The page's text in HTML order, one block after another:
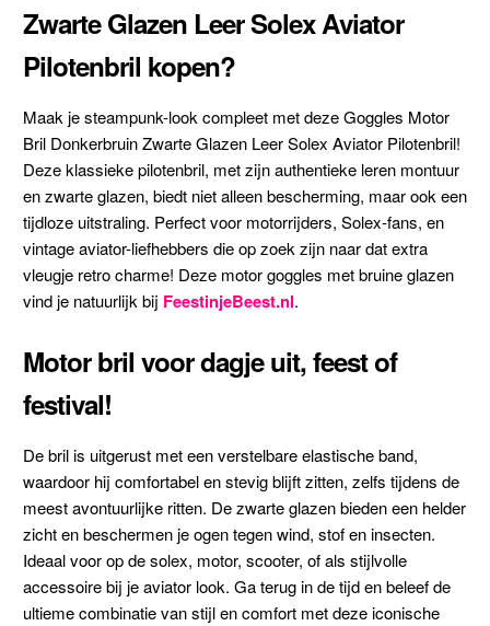
Zwarte Glazen Leer Solex Aviator
Pilotenbril kopen?
Maak je steampunk-look compleet met deze Goggles Motor
Bril Donkerbruin Zwarte Glazen Leer Solex Aviator Pilotenbril!
Deze klassieke pilotenbril, met zijn authentieke leren montuur
en zwarte glazen, biedt niet alleen bescherming, maar ook een
tijdloze uitstraling. Perfect voor motorrijders, Solex-fans, en
vintage aviator-liefhebbers die op zoek zijn naar dat extra
vleugje retro charme! Deze motor goggles met bruine glazen
vind je natuurlijk bij FeestinjeBeest.nl.
Motor bril voor dagje uit, feest of
festival!
De bril is uitgerust met een verstelbare elastische band,
waardoor hij comfortabel en stevig blijft zitten, zelfs tijdens de
meest avontuurlijke ritten. De zwarte glazen bieden een helder
zicht en beschermen je ogen tegen wind, stof en insecten.
Ideaal voor op de solex, motor, scooter, of als stijlvolle
accessoire bij je aviator look. Ga terug in de tijd en beleef de
ultieme combinatie van stijl en comfort met deze iconische